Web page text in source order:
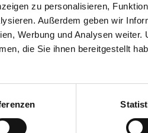
zu personalisieren,
Außerdem geben wir
Werbung und Analysen
die Sie ihnen bereitgestellt
Gleichzeitig soll der
nach Standort um
dazu beitragen,
sowie Flurförderzeuge
und skalierbare Speicherlösung“,
Industrie aufzubauen“.